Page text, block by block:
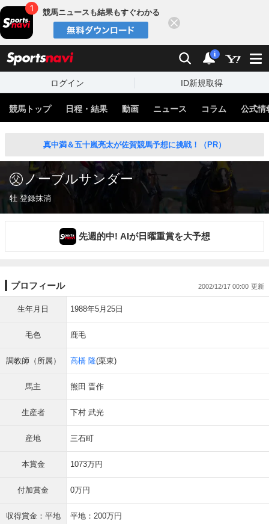
競馬ニュースも結果もすぐわかる
検索 通知
i
ログイン ID新規取得
競馬トップ 日程・結果 動画 ニュース コラム 公式情
真中満＆五十嵐亮太が佐賀競馬予想に挑戦！（PR）
ノーブルサンダー
牡 登録抹消
先週的中! AIが日曜重賞を大予想
プロフィール 2002/12/17 00:00
生年月日 1988年5月25日
毛色 鹿毛
調教師（所属） 高橋 隆(栗東)
馬主 熊田 晋作
生産者 下村 武光
産地 三石町
本賞金 1073万円
付加賞金 0万円
収得賞金：平地 平地：200万円